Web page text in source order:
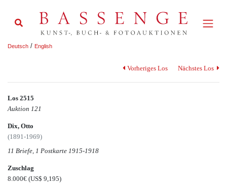
Deutsch / English
Vorheriges Los Nächstes Los
Los 2515
Auktion 121
Dix, Otto
(1891-1969)
11 Briefe, 1 Postkarte 1915-1918
Zuschlag
8.000€ (US$ 9,195)